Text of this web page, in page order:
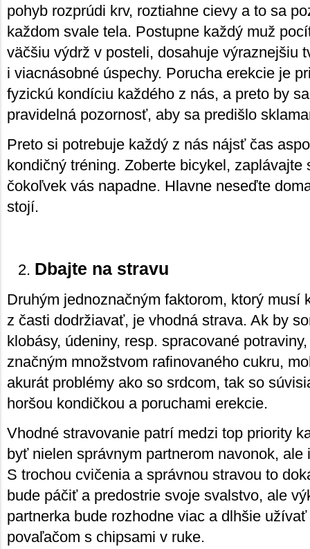
pohyb rozprúdi krv, roztiahne cievy a to sa
každom svale tela. Postupne každý muž
väčšiu výdrž v posteli, dosahuje výraznejšiu
i viacnásobné úspechy. Porucha erekcie je
fyzickú kondíciu každého z nás, a preto by
pravidelná pozornosť, aby sa predišlo
Preto si potrebuje každý z nás nájsť čas
kondičný tréning. Zoberte bicykel, zaplávajte
čokoľvek vás napadne. Hlavne neseďte
stojí.
Dbajte na stravu
Druhým jednoznačným faktorom, ktorý musí
z časti dodržiavať, je vhodná strava. Ak by
klobásy, údeniny, resp. spracované
značným množstvom rafinovaného cukru,
akurát problémy ako so srdcom, tak so
horšou kondičkou a poruchami erekcie.
Vhodné stravovanie patrí medzi top priority
byť nielen správnym partnerom navonok, ale
S trochou cvičenia a správnou stravou to
bude páčiť a predostrie svoje svalstvo, ale
partnerka bude rozhodne viac a dlhšie
povaľačom s chipsami v ruke.